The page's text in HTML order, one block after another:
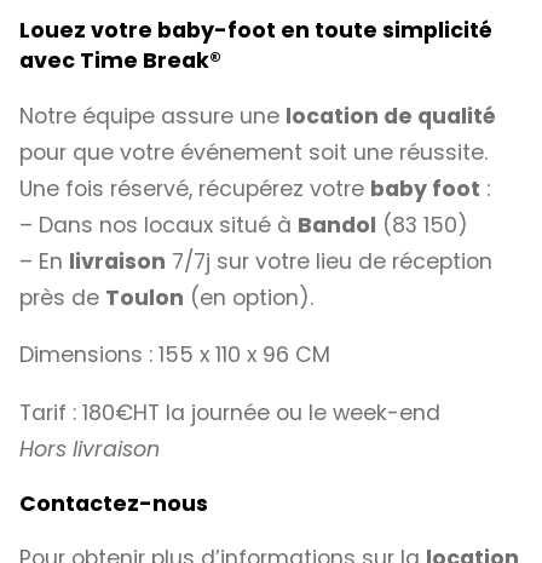
Louez votre baby-foot en toute simplicité
avec Time Break®
Notre équipe assure une location de qualité
pour que votre événement soit une réussite.
Une fois réservé, récupérez votre baby foot :
– Dans nos locaux situé à Bandol (83 150)
– En livraison 7/7j sur votre lieu de réception
près de Toulon (en option).
Dimensions : 155 x 110 x 96 CM
Tarif : 180€HT la journée ou le week-end
Hors livraison
Contactez-nous